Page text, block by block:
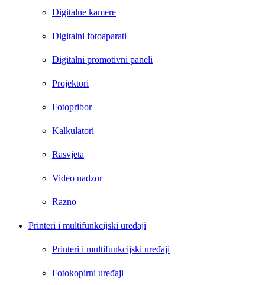
Digitalne kamere
Digitalni fotoaparati
Digitalni promotivni paneli
Projektori
Fotopribor
Kalkulatori
Rasvjeta
Video nadzor
Razno
Printeri i multifunkcijski uređaji
Printeri i multifunkcijski uređaji
Fotokopirni uređaji